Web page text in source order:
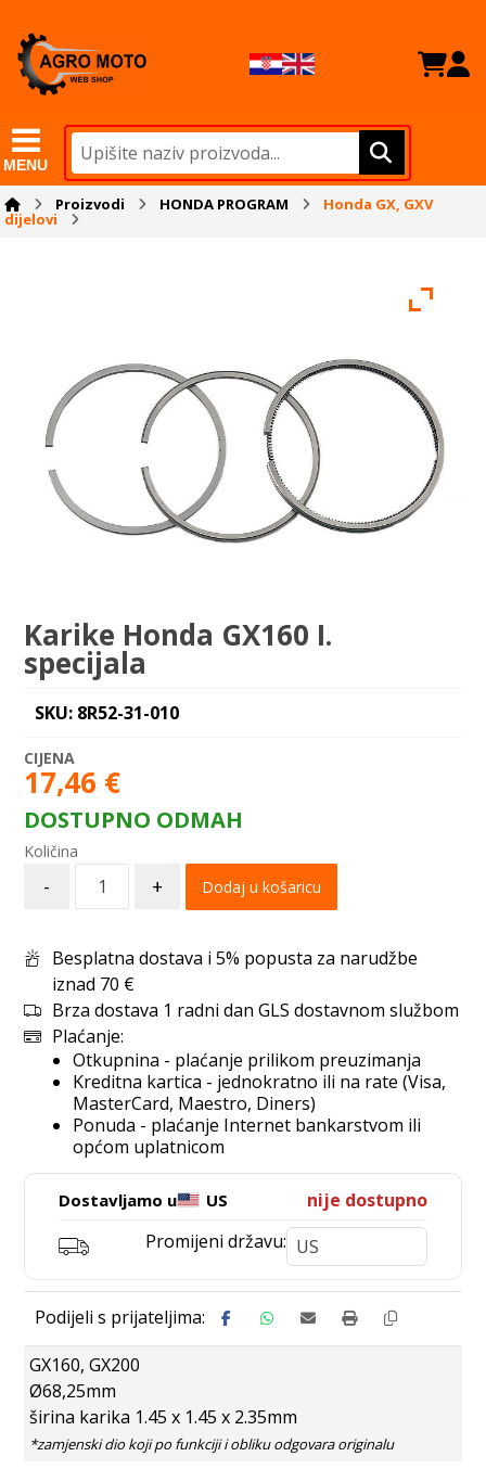
MENU
Proizvodi HONDA PROGRAM Honda GX, GXV
dijelovi
Karike Honda GX160 I.
specijala
SKU: 8R52-31-010
17,46 €
DOSTUPNO ODMAH
- + Dodaj u košaricu
Besplatna dostava i 5% popusta za narudžbe
iznad 70 €
Brza dostava 1 radni dan GLS dostavnom službom
Plaćanje:
Otkupnina - plaćanje prilikom preuzimanja
Kreditna kartica - jednokratno ili na rate (Visa,
MasterCard, Maestro, Diners)
Ponuda - plaćanje Internet bankarstvom ili
općom uplatnicom
Dostavljamo u US
nije dostupno
Promijeni državu:
GX160, GX200
Ø68,25mm
širina karika 1.45 x 1.45 x 2.35mm